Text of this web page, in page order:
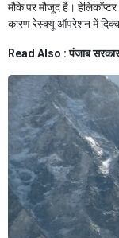
मौके पर मौजूद है।
कारण रेस्क्यू ऑपरेशन में
Read Also :पंजाब